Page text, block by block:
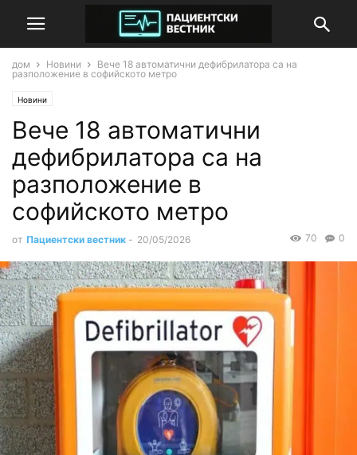
дом Новини
Вече 18 автоматични дефибрилатора са на
разположение в софийското метро
Новини
Вече 18 автоматични
дефибрилатора са на
разположение в
софийското метро
от Пациентски вестник - 20/05/2026 0
70